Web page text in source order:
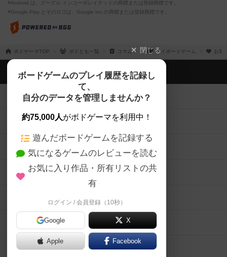
※Android は、グーグル インコーポレイテッドの商標または登録商標です。
※Google Play とそのロゴは、Google Inc.の商標または登録商標です。
ボドゲーマTOP ボドとも一覧 コマムー マイボードゲーム お気
閉じる
ボードゲームのプレイ履歴を記録し
て、
自分のデータを管理しませんか？
約75,000人がボドゲーマを利用中！
遊んだボードゲームを記録する
気になるゲームのレビューを読む
お気に入り作品・所有リストの共
有
ログイン / 会員登録（10秒）
Google X
Apple Facebook
ボドゲーマTOP
ボードゲームを検索する
ボードゲームの新着レビュー
ボードゲーム会情報
メカニクス特集
掲示板・トピックス
ボドとも・会員一覧
ボードゲーム業界コラム